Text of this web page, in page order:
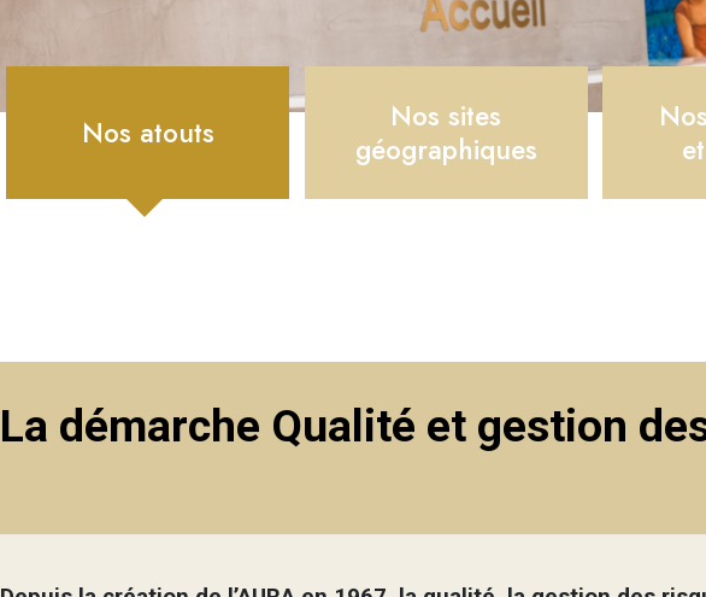
Nos atouts
Nos sites
géographiques
La démarche Qualité et gestion